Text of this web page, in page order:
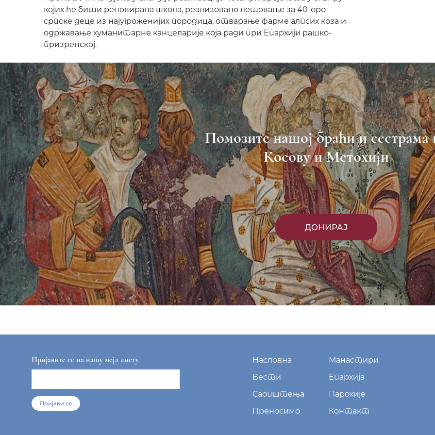
којих ће бити реновирана школа, реализовано летовање за 40-оро
српске деце из најугроженијих породица, отварање фарме алпсих коза и
одржавање хуманитарне канцеларије која ради при Епархији рашко-
призренској.
Помозите нашој браћи и сестрама
Косову и Метохији
ДОНИРАЈ
Пријавите се на нашу мејл листу
Пријави се
Насловна
Манастири
Вести
Епархија
Саопштења
Парохије
Преносимо
Контакт